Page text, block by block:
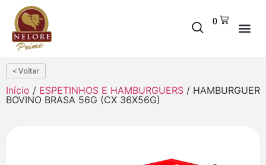
0
< Voltar
Início / ESPETINHOS E HAMBURGUERS / HAMBURGUER
BOVINO BRASA 56G (CX 36X56G)